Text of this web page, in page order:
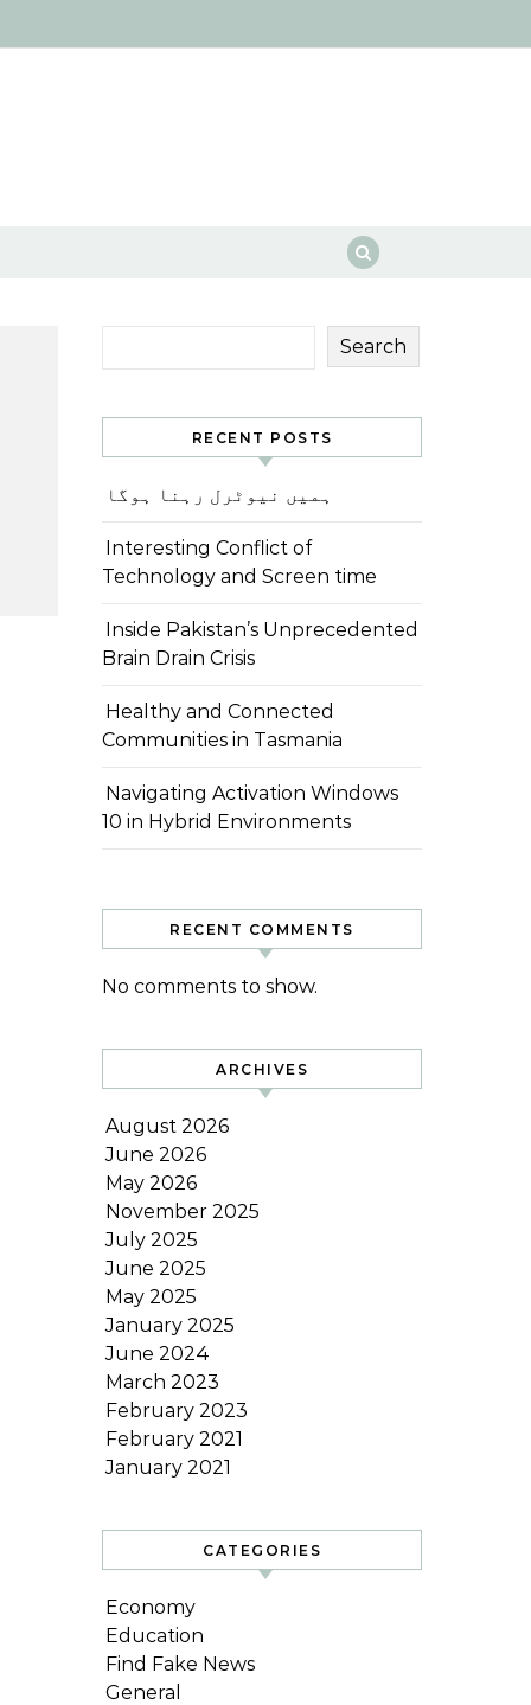
Search
RECENT POSTS
ہمیں نیوٹرل رہنا ہوگا
Interesting Conflict of
Technology and Screen time
Inside Pakistan’s Unprecedented
Brain Drain Crisis
Healthy and Connected
Communities in Tasmania
Navigating Activation Windows
10 in Hybrid Environments
RECENT COMMENTS
No comments to show.
ARCHIVES
August 2026
June 2026
May 2026
November 2025
July 2025
June 2025
May 2025
January 2025
June 2024
March 2023
February 2023
February 2021
January 2021
CATEGORIES
Economy
Education
Find Fake News
General